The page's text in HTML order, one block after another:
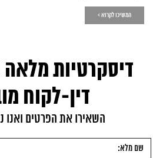
המשיכו לקרוא >
דיסקרטיות מלאה
דין-לקוח
השאירו את הפרטים ואנו